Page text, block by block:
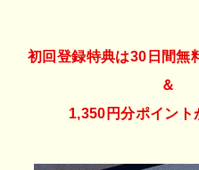
初回登録特典は30日間無
＆
1,350円分ポイント